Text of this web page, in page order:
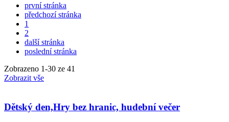
první stránka
předchozí stránka
1
2
další stránka
poslední stránka
Zobrazeno 1-30 ze 41
Zobrazit vše
Dětský den,Hry bez hranic, hudební večer